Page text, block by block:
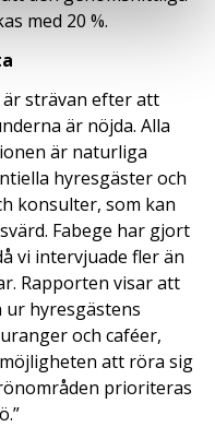
med 20 %.
är strävan efter att
är nöjda. Alla
är naturliga
hyresgäster och
konsulter, som kan
Fabege har gjort
vi intervjuade fler än
Rapporten visar att
hyresgästens
och caféer,
att röra sig
prioriteras